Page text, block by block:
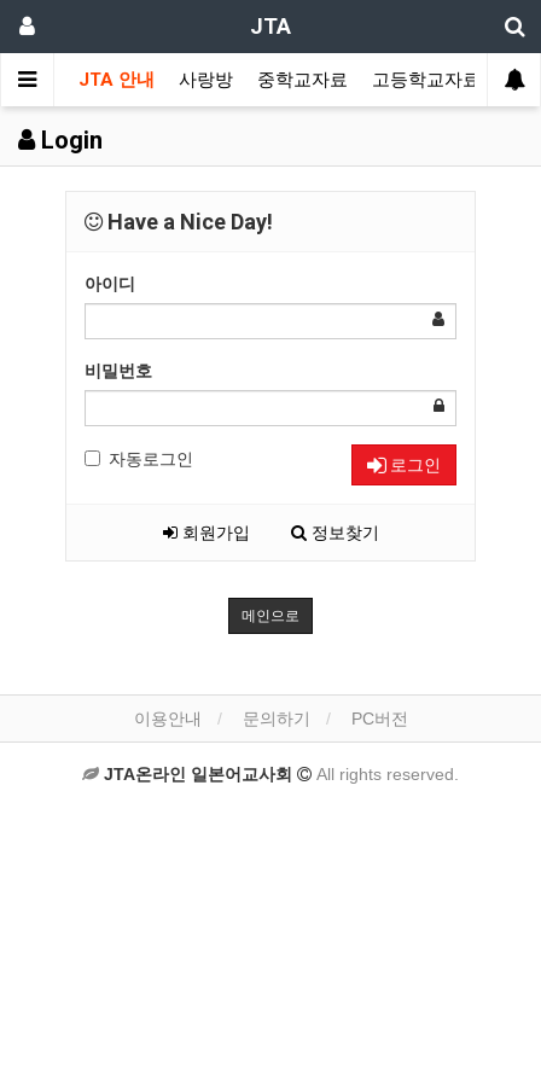
JTA
JTA 안내 사랑방 중학교자료 고등학교자료 멀
Login
Have a Nice Day!
아이디
비밀번호
자동로그인 로그인
회원가입 정보찾기
메인으로
이용안내 문의하기 PC버전
JTA온라인 일본어교사회 All rights reserved.